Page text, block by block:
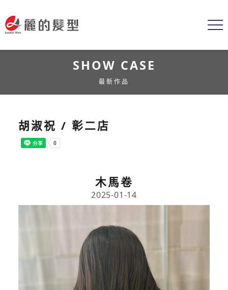
SHOW CASE
最新作品
胡淑祝 / 彰二店
木馬卷
2025-01-14